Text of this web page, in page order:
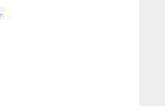
.